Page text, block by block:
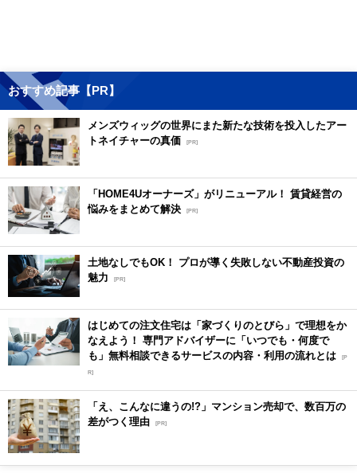
おすすめ記事【PR】
メンズウィッグの世界にまた新たな技術を投入したアー
トネイチャーの真価
[PR]
「HOME4Uオーナーズ」がリニューアル！ 賃貸経営の
悩みをまとめて解決 [PR]
土地なしでもOK！ プロが導く失敗しない不動産投資の
魅力
[PR]
はじめての注文住宅は「家づくりのとびら」で理想をか
なえよう！ 専門アドバイザーに「いつでも・何度で
も」無料相談できるサービスの内容・利用の流れとは [P
R]
「え、こんなに違うの!?」マンション売却で、数百万の
差がつく理由 [PR]